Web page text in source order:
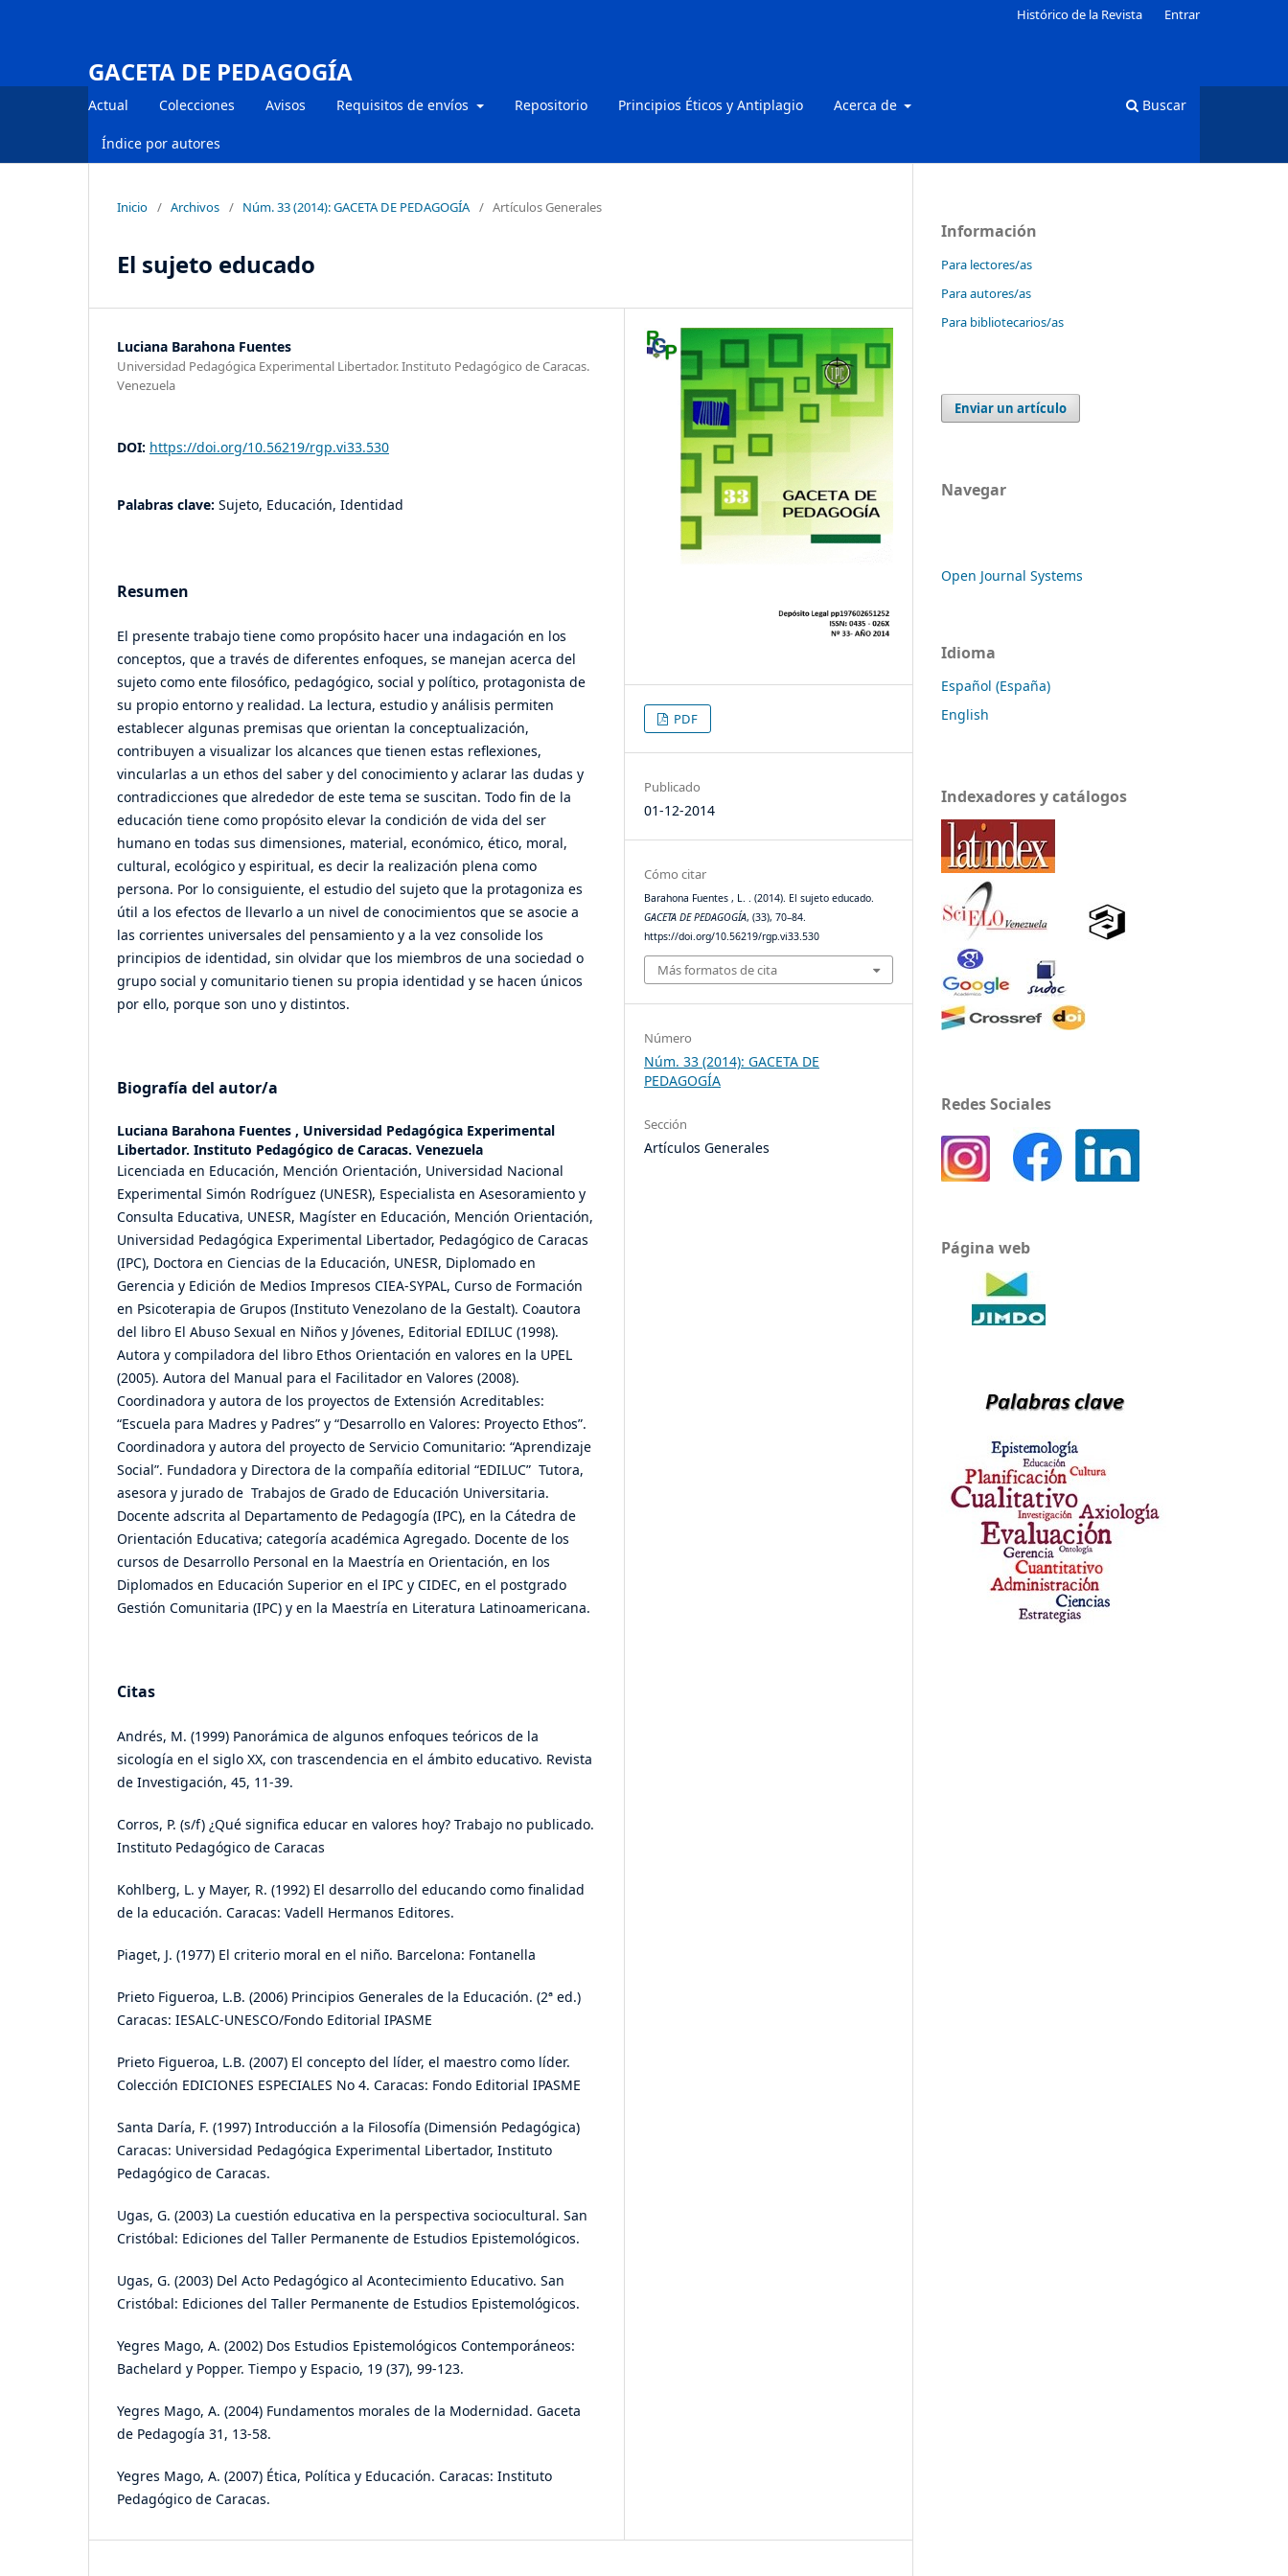
GACETA DE PEDAGOGÍA
Actual Colecciones Avisos Requisitos de envíos Repositorio Principios Éticos y Antiplagio Acerca de
Índice por autores
Buscar
Histórico de la Revista Entrar
Inicio / Archivos / Núm. 33 (2014): GACETA DE PEDAGOGÍA / Artículos Generales
El sujeto educado
Luciana Barahona Fuentes
Universidad Pedagógica Experimental Libertador. Instituto Pedagógico de Caracas.
Venezuela
DOI: https://doi.org/10.56219/rgp.vi33.530
Palabras clave: Sujeto, Educación, Identidad
Resumen
El presente trabajo tiene como propósito hacer una indagación en los
conceptos, que a través de diferentes enfoques, se manejan acerca del
sujeto como ente filosófico, pedagógico, social y político, protagonista de
su propio entorno y realidad. La lectura, estudio y análisis permiten
establecer algunas premisas que orientan la conceptualización,
contribuyen a visualizar los alcances que tienen estas reflexiones,
vincularlas a un ethos del saber y del conocimiento y aclarar las dudas y
contradicciones que alrededor de este tema se suscitan. Todo fin de la
educación tiene como propósito elevar la condición de vida del ser
humano en todas sus dimensiones, material, económico, ético, moral,
cultural, ecológico y espiritual, es decir la realización plena como
persona. Por lo consiguiente, el estudio del sujeto que la protagoniza es
útil a los efectos de llevarlo a un nivel de conocimientos que se asocie a
las corrientes universales del pensamiento y a la vez consolide los
principios de identidad, sin olvidar que los miembros de una sociedad o
grupo social y comunitario tienen su propia identidad y se hacen únicos
por ello, porque son uno y distintos.
Biografía del autor/a
Luciana Barahona Fuentes , Universidad Pedagógica Experimental
Libertador. Instituto Pedagógico de Caracas. Venezuela
Licenciada en Educación, Mención Orientación, Universidad Nacional
Experimental Simón Rodríguez (UNESR), Especialista en Asesoramiento y
Consulta Educativa, UNESR, Magíster en Educación, Mención Orientación,
Universidad Pedagógica Experimental Libertador, Pedagógico de Caracas
(IPC), Doctora en Ciencias de la Educación, UNESR, Diplomado en
Gerencia y Edición de Medios Impresos CIEA-SYPAL, Curso de Formación
en Psicoterapia de Grupos (Instituto Venezolano de la Gestalt). Coautora
del libro El Abuso Sexual en Niños y Jóvenes, Editorial EDILUC (1998).
Autora y compiladora del libro Ethos Orientación en valores en la UPEL
(2005). Autora del Manual para el Facilitador en Valores (2008).
Coordinadora y autora de los proyectos de Extensión Acreditables:
“Escuela para Madres y Padres” y “Desarrollo en Valores: Proyecto Ethos”.
Coordinadora y autora del proyecto de Servicio Comunitario: “Aprendizaje
Social”. Fundadora y Directora de la compañía editorial “EDILUC” Tutora,
asesora y jurado de Trabajos de Grado de Educación Universitaria.
Docente adscrita al Departamento de Pedagogía (IPC), en la Cátedra de
Orientación Educativa; categoría académica Agregado. Docente de los
cursos de Desarrollo Personal en la Maestría en Orientación, en los
Diplomados en Educación Superior en el IPC y CIDEC, en el postgrado
Gestión Comunitaria (IPC) y en la Maestría en Literatura Latinoamericana.
Citas
Andrés, M. (1999) Panorámica de algunos enfoques teóricos de la
sicología en el siglo XX, con trascendencia en el ámbito educativo. Revista
de Investigación, 45, 11-39.
Corros, P. (s/f) ¿Qué significa educar en valores hoy? Trabajo no publicado.
Instituto Pedagógico de Caracas
Kohlberg, L. y Mayer, R. (1992) El desarrollo del educando como finalidad
de la educación. Caracas: Vadell Hermanos Editores.
Piaget, J. (1977) El criterio moral en el niño. Barcelona: Fontanella
Prieto Figueroa, L.B. (2006) Principios Generales de la Educación. (2ª ed.)
Caracas: IESALC-UNESCO/Fondo Editorial IPASME
Prieto Figueroa, L.B. (2007) El concepto del líder, el maestro como líder.
Colección EDICIONES ESPECIALES No 4. Caracas: Fondo Editorial IPASME
Santa Daría, F. (1997) Introducción a la Filosofía (Dimensión Pedagógica)
Caracas: Universidad Pedagógica Experimental Libertador, Instituto
Pedagógico de Caracas.
Ugas, G. (2003) La cuestión educativa en la perspectiva sociocultural. San
Cristóbal: Ediciones del Taller Permanente de Estudios Epistemológicos.
Ugas, G. (2003) Del Acto Pedagógico al Acontecimiento Educativo. San
Cristóbal: Ediciones del Taller Permanente de Estudios Epistemológicos.
Yegres Mago, A. (2002) Dos Estudios Epistemológicos Contemporáneos:
Bachelard y Popper. Tiempo y Espacio, 19 (37), 99-123.
Yegres Mago, A. (2004) Fundamentos morales de la Modernidad. Gaceta
de Pedagogía 31, 13-58.
Yegres Mago, A. (2007) Ética, Política y Educación. Caracas: Instituto
Pedagógico de Caracas.
PDF
Publicado
01-12-2014
Cómo citar
Barahona Fuentes , L. . (2014). El sujeto educado.
GACETA DE PEDAGOGÍA, (33), 70–84.
https://doi.org/10.56219/rgp.vi33.530
Más formatos de cita
Número
Núm. 33 (2014): GACETA DE
PEDAGOGÍA
Sección
Artículos Generales
Información
Para lectores/as
Para autores/as
Para bibliotecarios/as
Enviar un artículo
Navegar
Open Journal Systems
Idioma
Español (España)
English
Indexadores y catálogos
Redes Sociales
Página web